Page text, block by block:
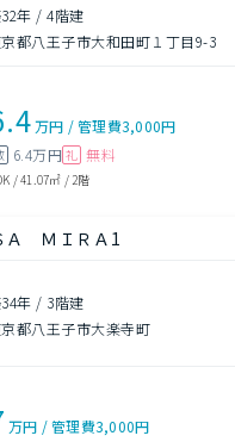
年 /4階建
都八王子市大和田町１丁目9-3
万円 /管理費3,000円
6.4万円 礼 無料
/41.07㎡ / 2階
Ａ ＭＩＲＡ1
年 / 3階建
都八王子市大楽寺町
万円 /管理費3,000円